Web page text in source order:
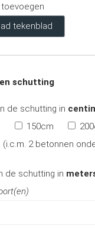
tekenblad
schutting
de schutting in
150cm
(i.c.m. 2 betonnen
de schutting in